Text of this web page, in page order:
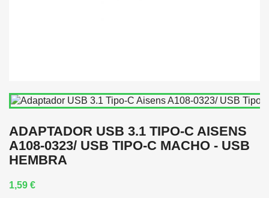
ADAPTADOR USB 3.1 TIPO-C AISENS
A108-0323/ USB TIPO-C MACHO - USB
HEMBRA
1,59 €